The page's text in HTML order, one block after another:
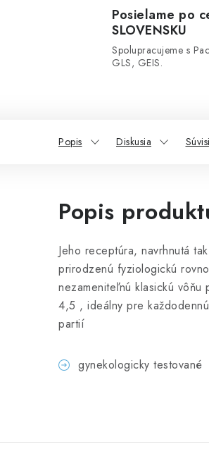
Posielame po
SLOVENSKU
Spolupracujeme s
GLS, GEIS.
Popis Diskusia
Popis
Jeho receptúra, navrhnutá
prirodzenú fyziologickú
nezameniteľnú klasickú
4,5 , ideálny pre
partií
gynekologicky testované